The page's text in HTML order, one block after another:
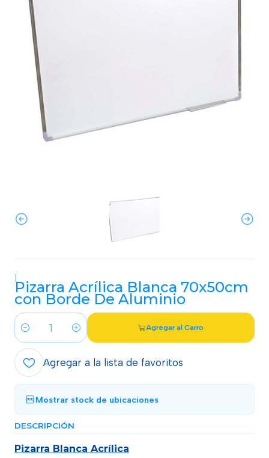
|
Pizarra Acrílica Blanca 70x50cm
con Borde De Aluminio
Cantidad
Agregar al Carro
Agregar a la lista de favoritos
Mostrar stock de ubicaciones
DESCRIPCIÓN
Pizarra Blanca Acrílica